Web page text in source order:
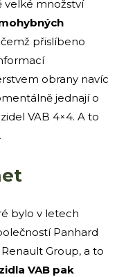
velké množství
přislíbeno
obrany navíc
jednají o
VAB 4×4. A to
bylo v letech
Panhard
Group, a to
VAB pak